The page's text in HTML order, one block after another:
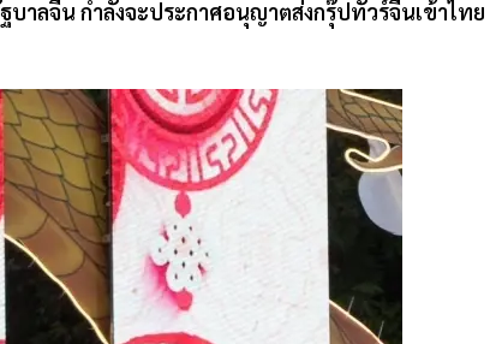
บาลจีน กำลังจะประกาศอนุญาตส่งกรุ๊ปทัวร์จีนเข้าไทย